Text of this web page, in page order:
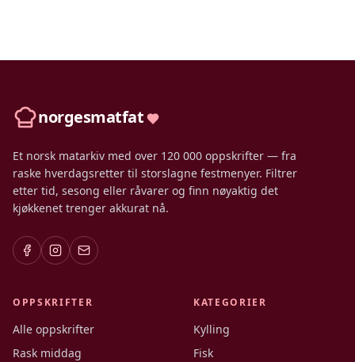
norgesmatfat
Et norsk matarkiv med over 120 000 oppskrifter — fra
raske hverdagsretter til storslagne festmenyer. Filtrer
etter tid, sesong eller råvarer og finn nøyaktig det
kjøkkenet trenger akkurat nå.
OPPSKRIFTER
Alle oppskrifter
Rask middag
KATEGORIER
Kylling
Fisk